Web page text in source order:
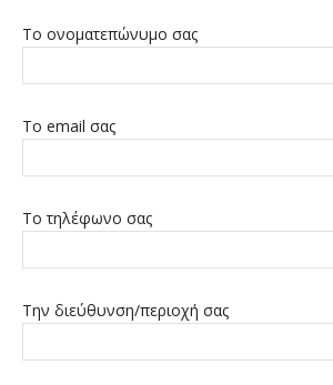
Το ονοματεπώνυμο σας
Το email σας
Το τηλέφωνο σας
Την διεύθυνση/περιοχή σας